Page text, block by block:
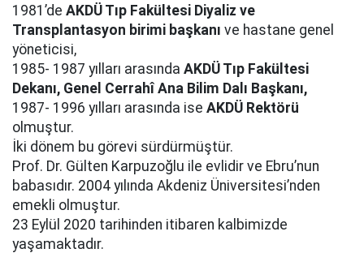
1981’de AKDÜ Tıp Fakültesi Diyaliz ve
Transplantasyon birimi başkanı ve hastane genel
yöneticisi,
1985- 1987 yılları arasında AKDÜ Tıp Fakültesi
Dekanı, Genel Cerrahî Ana Bilim Dalı Başkanı,
1987- 1996 yılları arasında ise AKDÜ Rektörü
olmuştur.
İki dönem bu görevi sürdürmüştür.
Prof. Dr. Gülten Karpuzoğlu ile evlidir ve Ebru’nun
babasıdır. 2004 yılında Akdeniz Üniversitesi’nden
emekli olmuştur.
23 Eylül 2020 tarihinden itibaren kalbimizde
yaşamaktadır.